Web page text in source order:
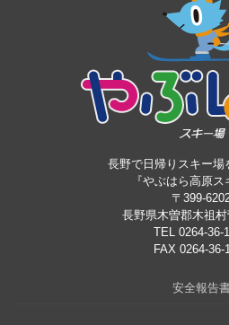
長野で日帰りスキー場
『やぶはら高原ス
〒399-
長野県木曽郡木祖
TEL 0264-36-
FAX 0264-36-
安全報告